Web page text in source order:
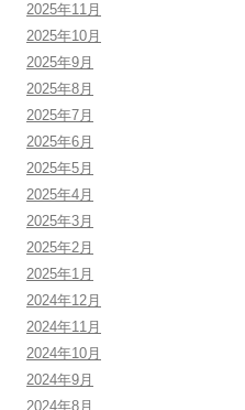
2025年11月
2025年10月
2025年9月
2025年8月
2025年7月
2025年6月
2025年5月
2025年4月
2025年3月
2025年2月
2025年1月
2024年12月
2024年11月
2024年10月
2024年9月
2024年8月